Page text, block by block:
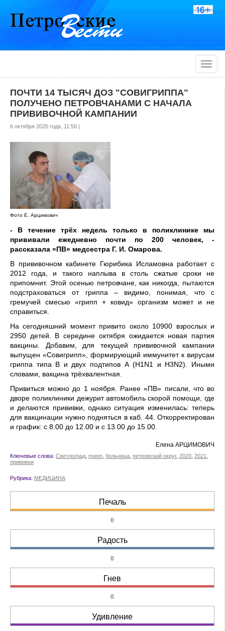
Toggle
ПОЧТИ 14 ТЫСЯЧ ДОЗ "СОВИГРИППА"
ПОЛУЧЕНО ПЕТРОВЧАНАМИ С НАЧАЛА
ПРИВИВОЧНОЙ КАМПАНИИ
6 октября 2020 года, 11:50 |
Фото Е. Арцимович
- В течение трёх недель только в поликлинике мы
прививали ежедневно почти по 200 человек, -
рассказала «ПВ» медсестра Г. И. Омарова.
В прививочном кабинете Гюрибика Исламовна работает с
2012 года, и такого наплыва в столь сжатые сроки не
припомнит. Этой осенью петровчане, как никогда, пытаются
подстраховаться от гриппа – видимо, понимая, что с
гремучей смесью «грипп + ковид» организм может и не
справиться.
На сегодняшний момент привито около 10900 взрослых и
2950 детей. В середине октября ожидается новая партия
вакцины. Добавим, для текущей прививочной кампании
выпущен «Совигрипп», формирующий иммунитет к вирусам
гриппа типа В и двух подтипов А (H1N1 и Н3N2). Иными
словами, вакцина трёхвалентная.
Привиться можно до 1 ноября. Ранее «ПВ» писали, что во
дворе поликлиники дежурит автомобиль скорой помощи, где
и делаются прививки, однако ситуация изменилась: теперь
для вакцинации нужно подняться в каб. 44. Откорректирован
и график: с 8.00 до 12.00 и с 13.00 до 15.00.
Елена АРЦИМОВИЧ
Ключевые слова: Светлоград грипп больница петровский округ, 2020 2021
прививки
Рубрика: МЕДИЦИНА
Печаль
0
Радость
0
Гнев
0
Удивление